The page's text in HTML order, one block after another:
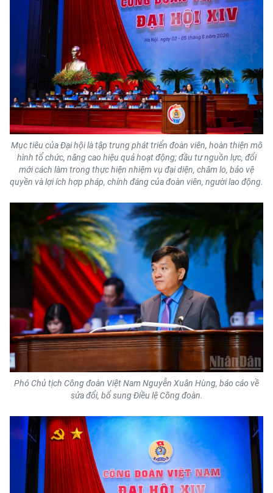
Mục tiêu của Đại hội là tập trung phát triển đoàn viên, hoàn thiện mô
hình tổ chức, nâng cao hiệu quả hoạt động; đầu tư nguồn lực, đổi
mới cách làm trong thực hiện nhiệm vụ đại diện, chăm lo, bảo vệ
quyền và lợi ích hợp pháp, chính đáng của đoàn viên, người lao động.
Phó Chủ tịch Công đoàn Việt Nam Nguyễn Xuân Hùng, báo cáo về
sửa đổi, bổ sung Điều lệ Công đoàn.